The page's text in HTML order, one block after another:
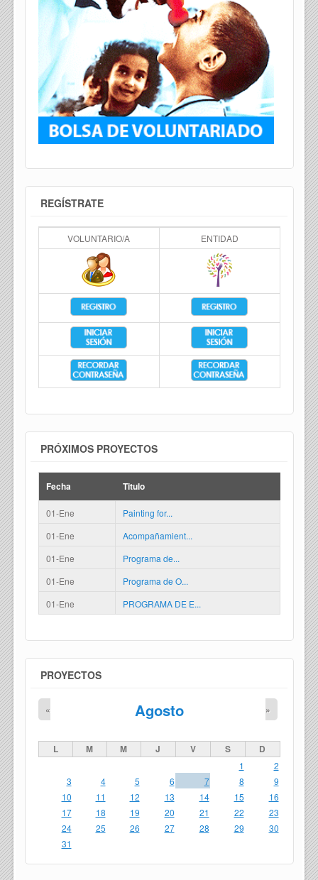
REGÍSTRATE
VOLUNTARIO/A ENTIDAD
PRÓXIMOS PROYECTOS
Fecha Titulo
01-Ene
Painting for...
01-Ene
Acompañamient...
01-Ene
Programa de...
01-Ene
Programa de O...
01-Ene
PROGRAMA DE E...
PROYECTOS
Agosto
« »
L M M J V S D
1
2
3
4 5 6 7 8
9
10
11 12 13 14 15
16
17
18 19 20 21 22
23
24
25 26 27 28 29
30
31